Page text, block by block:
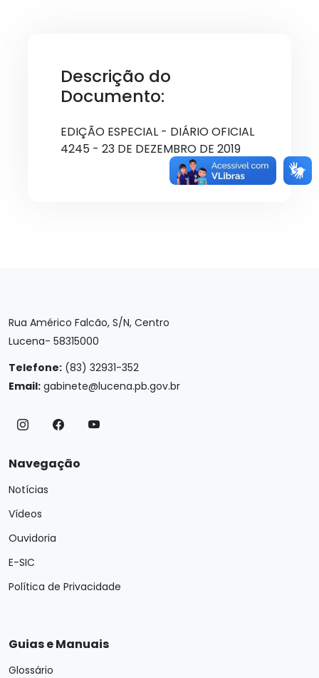
Descrição do
Documento:
EDIÇÃO ESPECIAL - DIÁRIO OFICIAL
4245 - 23 DE DEZEMBRO DE 2019
Rua Américo Falcão, S/N, Centro
Lucena- 58315000
Telefone: (83) 32931-352
Email: gabinete@lucena.pb.gov.br
Navegação
Notícias
Vídeos
Ouvidoria
E-SIC
Política de Privacidade
Guias e Manuais
Glossário